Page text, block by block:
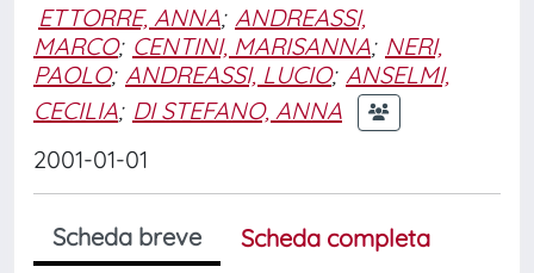
ETTORRE, ANNA; ANDREASSI,
MARCO; CENTINI, MARISANNA; NERI,
PAOLO; ANDREASSI, LUCIO; ANSELMI,
CECILIA; DI STEFANO, ANNA
2001-01-01
Scheda breve
Scheda completa